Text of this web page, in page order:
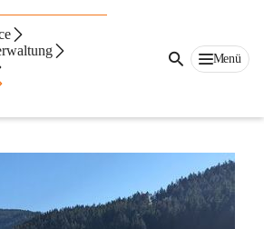
Menü
Möglichkeiten, Natur und Freizeit